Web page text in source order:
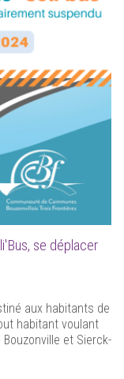
se déplacer
aux habitants de
habitant voulant
et Sierck-